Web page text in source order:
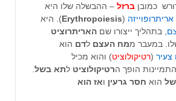
כמובן ברזל – ההבשלה שלו היא
אריתרופוייזה (
Erythropoiesis). היא
, בתהליך ייצורו שם האריתרוציט
במעבר ממח העצם לדם הוא
(רטיקולוציט) והוא מכיל
הופך הרטיקולוציט לתא בשל
הוא חסר גרעין ואז הוא